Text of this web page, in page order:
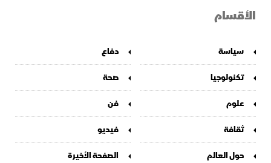
الأقسام
سياسة
دفاع
تكنولوجيا
صحة
علوم
فن
ثقافة
فيديو
حول العالم
الصفحة الأخيرة